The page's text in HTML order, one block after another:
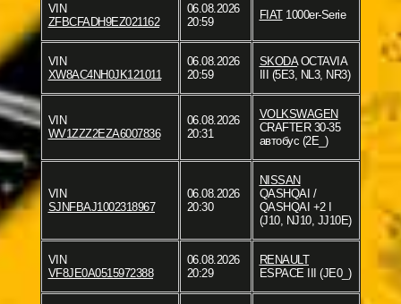
VIN
ZFBCFADH9EZ021162
06.08.2026
20:59
FIAT1000er-Serie
VIN
XW8AC4NH0JK121011
06.08.2026
20:59
SKODAOCTAVIA
III (5E3, NL3, NR3)
VIN
WV1ZZZ2EZA6007836
06.08.2026
20:31
VOLKSWAGEN
CRAFTER 30-35
автобус (2E_)
VIN
SJNFBAJ1002318967
06.08.2026
20:30
NISSAN
QASHQAI /
QASHQAI +2 I
(J10, NJ10, JJ10E)
VIN
VF8JE0A0515972388
06.08.2026
20:29
RENAULT
ESPACE III (JE0_)